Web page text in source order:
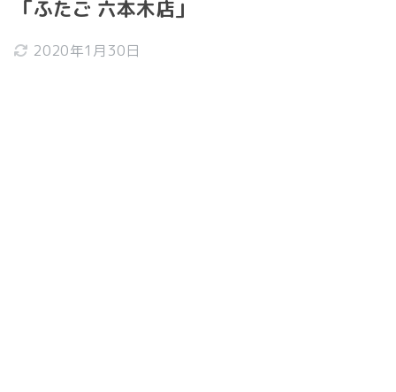
「ふたご 六本木店」
2020年1月30日